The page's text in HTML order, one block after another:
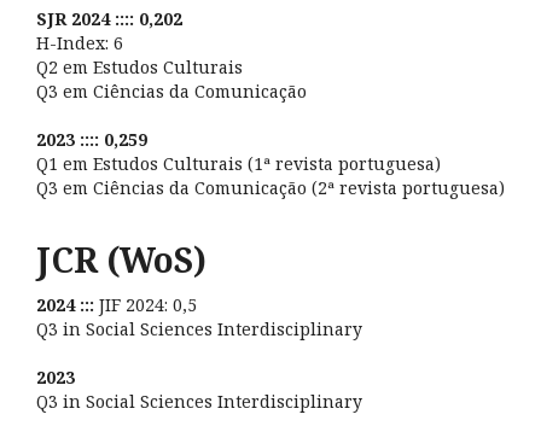
SJR 2024 :::: 0,202
H-Index: 6
Q2 em Estudos Culturais
Q3 em Ciências da Comunicação
2023 :::: 0,259
Q1 em Estudos Culturais (1ª revista portuguesa)
Q3 em Ciências da Comunicação (2ª revista portuguesa)
JCR (WoS)
2024 ::: JIF 2024: 0,5
Q3 in Social Sciences Interdisciplinary
2023
Q3 in Social Sciences Interdisciplinary